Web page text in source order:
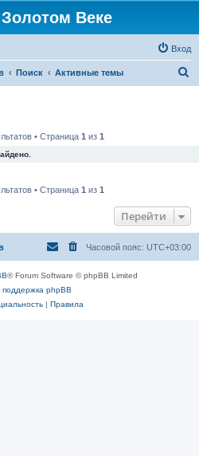
Веке
Вход
Поиск Активные темы
• Страница 1 из 1
• Страница 1 из 1
Перейти
Часовой пояс: UTC+03:00
® Forum Software © phpBB Limited
поддержка phpBB
| Правила